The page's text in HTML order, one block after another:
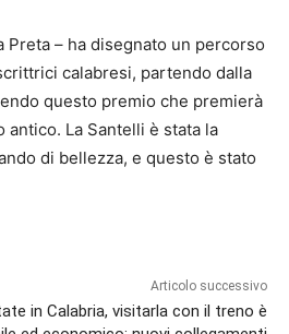
Preta – ha disegnato un percorso
calabresi, partendo dalla
questo premio che premierà
La Santelli è stata la
di bellezza, e questo è stato
Articolo successivo
in Calabria, visitarla con il treno è